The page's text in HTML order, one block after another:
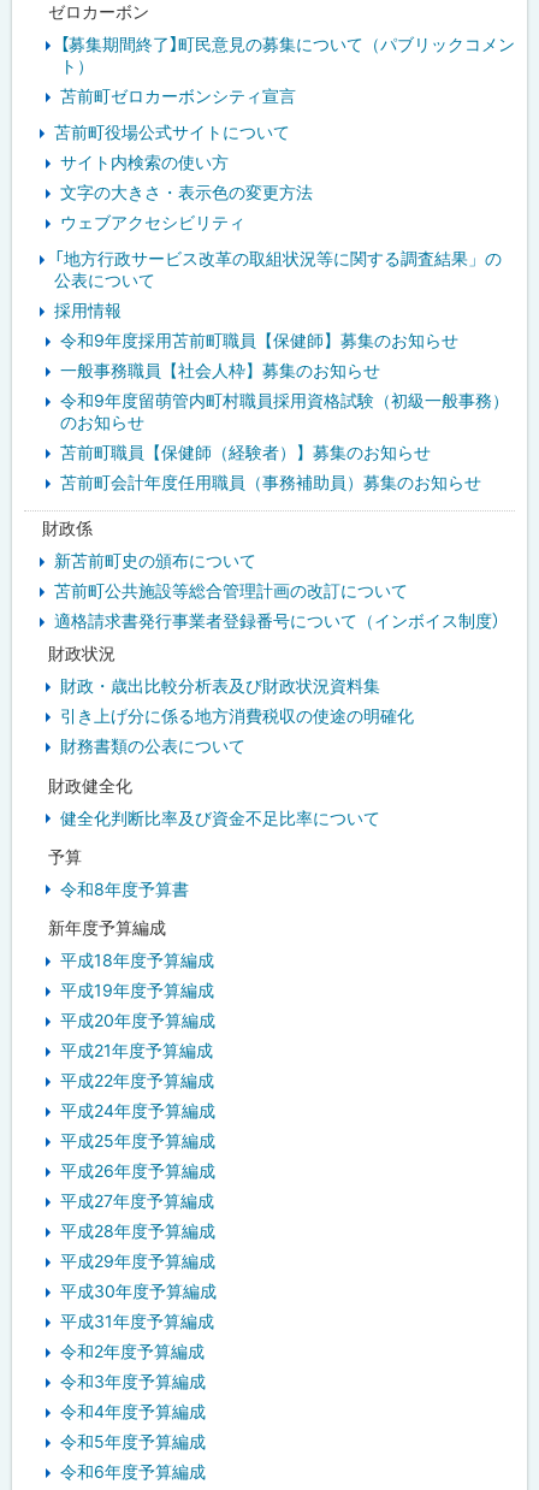
ゼロカーボン
【募集期間終了】町民意見の募集について（パブリックコメン
ト）
苫前町ゼロカーボンシティ宣言
苫前町役場公式サイトについて
サイト内検索の使い方
文字の大きさ・表示色の変更方法
ウェブアクセシビリティ
「地方行政サービス改革の取組状況等に関する調査結果」の
公表について
採用情報
令和9年度採用苫前町職員【保健師】募集のお知らせ
一般事務職員【社会人枠】募集のお知らせ
令和9年度留萌管内町村職員採用資格試験（初級一般事務）
のお知らせ
苫前町職員【保健師（経験者）】募集のお知らせ
苫前町会計年度任用職員（事務補助員）募集のお知らせ
財政係
新苫前町史の頒布について
苫前町公共施設等総合管理計画の改訂について
適格請求書発行事業者登録番号について（インボイス制度）
財政状況
財政・歳出比較分析表及び財政状況資料集
引き上げ分に係る地方消費税収の使途の明確化
財務書類の公表について
財政健全化
健全化判断比率及び資金不足比率について
予算
令和8年度予算書
新年度予算編成
平成18年度予算編成
平成19年度予算編成
平成20年度予算編成
平成21年度予算編成
平成22年度予算編成
平成24年度予算編成
平成25年度予算編成
平成26年度予算編成
平成27年度予算編成
平成28年度予算編成
平成29年度予算編成
平成30年度予算編成
平成31年度予算編成
令和2年度予算編成
令和3年度予算編成
令和4年度予算編成
令和5年度予算編成
令和6年度予算編成